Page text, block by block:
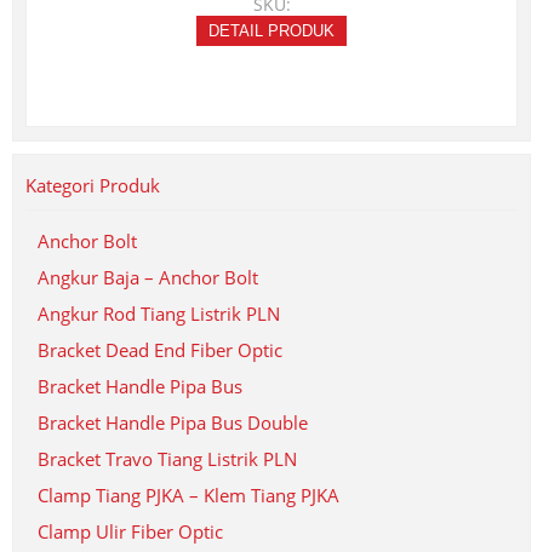
SKU:
DETAIL PRODUK
Kategori Produk
Anchor Bolt
Angkur Baja – Anchor Bolt
Angkur Rod Tiang Listrik PLN
Bracket Dead End Fiber Optic
Bracket Handle Pipa Bus
Bracket Handle Pipa Bus Double
Bracket Travo Tiang Listrik PLN
Clamp Tiang PJKA – Klem Tiang PJKA
Clamp Ulir Fiber Optic